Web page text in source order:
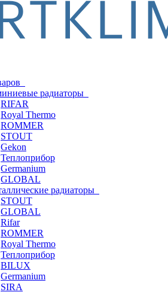
радиаторы
RIFAR
Royal Thermo
ROMMER
STOUT
Gekon
Теплоприбор
Germanium
GLOBAL
радиаторы
STOUT
GLOBAL
Rifar
ROMMER
Royal Thermo
Теплоприбор
BILUX
Germanium
SIRA